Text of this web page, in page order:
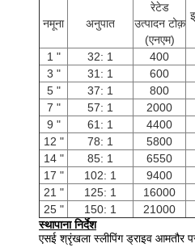
नमूना अनुपात
रेटेड
उत्पादन टोक़
(एनएम)
1 "
32: 1 400
3 "
31: 1 600
5 "
37: 1 800
7 "
57: 1 2000
9 "
61: 1 4400
12 "
78: 1 5800
14 "
85: 1 6550
17 "
102: 1 9400
21 "
125: 1 16000
25 "
150: 1 21000
स्थापाना निर्देश
एसई श्रृंखला स्लीपिंग ड्राइव आमतौर